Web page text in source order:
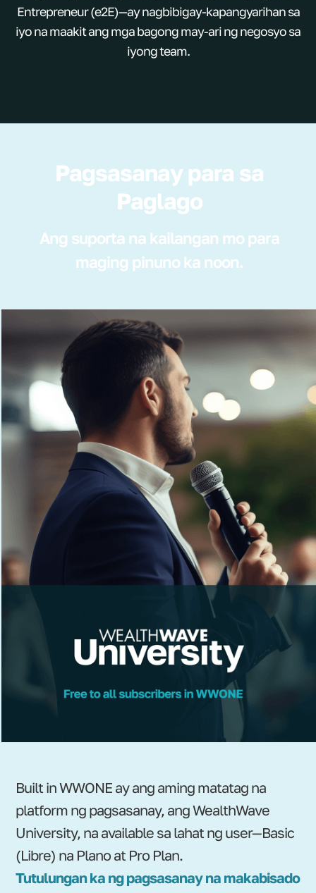
Entrepreneur (e2E)—ay nagbibigay-kapangyarihan sa
iyo na maakit ang mga bagong may-ari ng negosyo sa
iyong team.
Pagsasanay para sa
Paglago
Ang suporta na kailangan mo para
maging pinuno ka noon.
Built in WWONE ay ang aming matatag na
platform ng pagsasanay, ang WealthWave
University, na available sa lahat ng user—Basic
(Libre) na Plano at Pro Plan.
Tutulungan ka ng pagsasanay na makabisado